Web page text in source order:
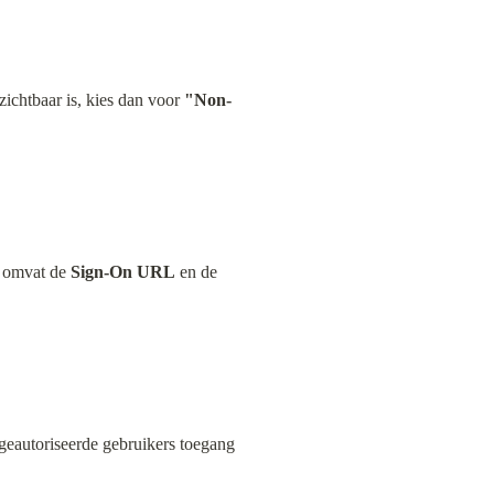
is, kies dan voor "Non-
de Sign-On URL
gebruikers toegang